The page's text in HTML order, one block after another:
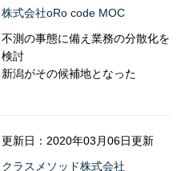
株式会社oRo code MOC
不測の事態に備え業務の分散化を
検討
新潟がその候補地となった
更新日：2020年03月06日更新
クラスメソッド株式会社